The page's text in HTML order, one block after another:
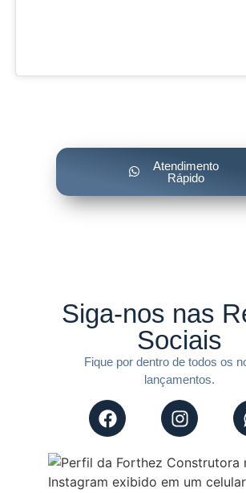
Atendimento
Rápido
Siga-nos nas
Sociais
Fique por dentro de todos os
lançamentos.